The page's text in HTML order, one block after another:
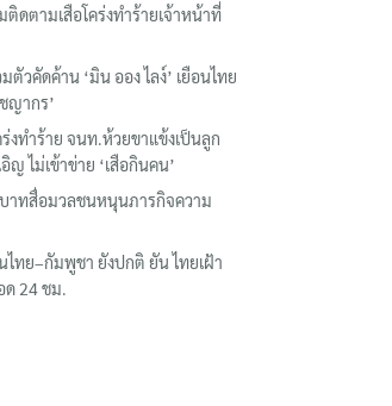
ติดตามเสือโคร่งทำร้ายเจ้าหน้าที่
ตัวคัดค้าน ‘มิน ออง ไลง์’ เยือนไทย
ญากร’
งทำร้าย จนท.ห้วยขาแข้งเป็นลูก
ญ ไม่เข้าข่าย ‘เสือกินคน’
ทสื่อมวลชนหนุนภารกิจความ
ทย–กัมพูชา ยังปกติ ยัน ไทยเฝ้า
ด 24 ชม.